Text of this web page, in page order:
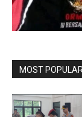
MOST POPULAR